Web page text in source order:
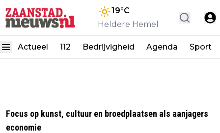
19°C
Heldere Hemel
Actueel 112 Bedrijvigheid Agenda Sport
Focus op kunst, cultuur en broedplaatsen als aanjagers
economie